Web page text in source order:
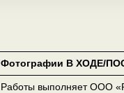
Фотографии В ХОДЕ/
Работы выполняет ООО